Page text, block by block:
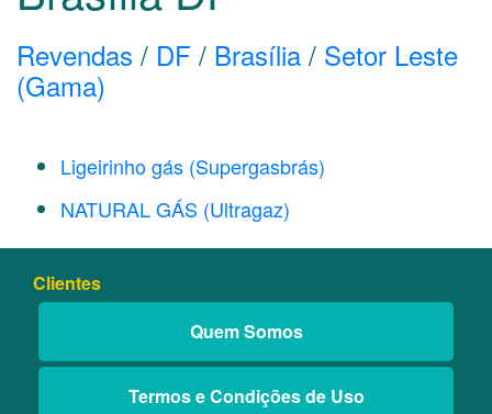
Revendas / DF / Brasília / Setor Leste
(Gama)
Ligeirinho gás (Supergasbrás)
NATURAL GÁS (Ultragaz)
Clientes
Quem Somos
Termos e Condições de Uso